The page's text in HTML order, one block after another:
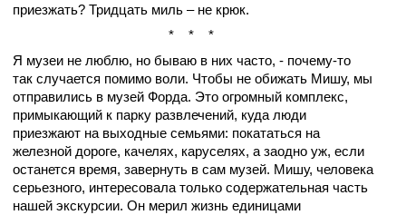
приезжать? Тридцать миль – не крюк.
* * *
Я музеи не люблю, но бываю в них часто, - почему-то
так случается помимо воли. Чтобы не обижать Мишу, мы
отправились в музей Форда. Это огромный комплекс,
примыкающий к парку развлечений, куда люди
приезжают на выходные семьями: покататься на
железной дороге, качелях, каруселях, а заодно уж, если
останется время, завернуть в сам музей. Мишу, человека
серьезного, интересовала только содержательная часть
нашей экскурсии. Он мерил жизнь единицами